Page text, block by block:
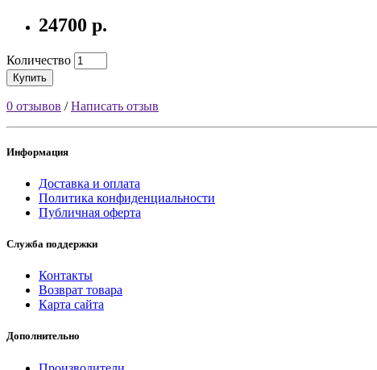
24700 р.
Количество
Купить
0 отзывов /Написать отзыв
Информация
Доставка и оплата
Политика конфиденциальности
Публичная оферта
Служба поддержки
Контакты
Возврат товара
Карта сайта
Дополнительно